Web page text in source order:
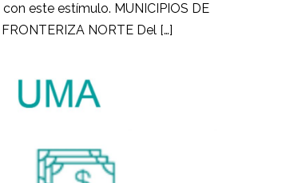
este estímulo. MUNICIPIOS DE
NORTE Del […]